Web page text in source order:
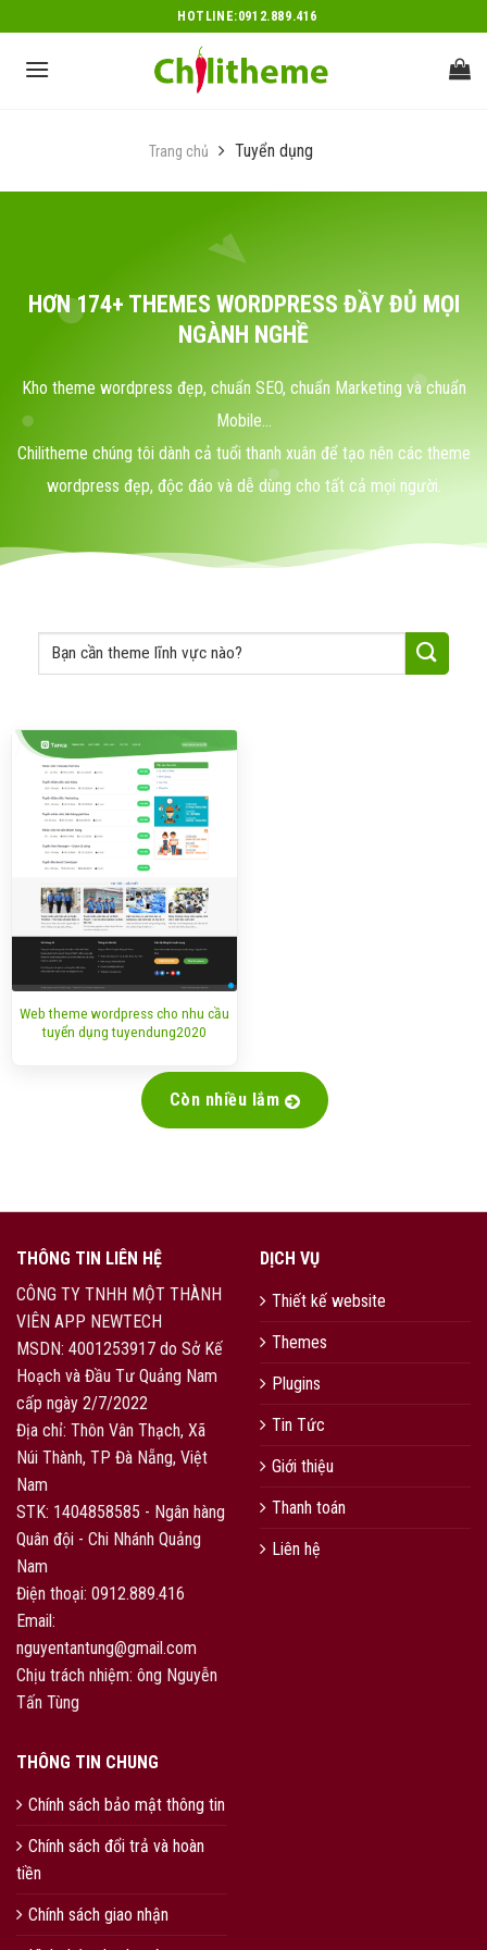
to
content
HOTLINE:0912.889.416
Trang chủ Tuyển dụng
HƠN 174+ THEMES WORDPRESS ĐẦY ĐỦ MỌI
NGÀNH NGHỀ
Kho theme wordpress đẹp, chuẩn SEO, chuẩn Marketing và chuẩn
Mobile...
Chilitheme chúng tôi dành cả tuổi thanh xuân để tạo nên các theme
wordpress đẹp, độc đáo và dễ dùng cho tất cả mọi người.
Web theme wordpress cho nhu cầu
tuyển dụng tuyendung2020
Còn nhiều lắm
THÔNG TIN LIÊN HỆ
CÔNG TY TNHH MỘT THÀNH
VIÊN APP NEWTECH
MSDN: 4001253917 do Sở Kế
Hoạch và Đầu Tư Quảng Nam
cấp ngày 2/7/2022
Địa chỉ: Thôn Vân Thạch, Xã
Núi Thành, TP Đà Nẵng, Việt
Nam
STK: 1404858585 - Ngân hàng
Quân đội - Chi Nhánh Quảng
Nam
Điện thoại: 0912.889.416
Email:
nguyentantung@gmail.com
Chịu trách nhiệm: ông Nguyễn
Tấn Tùng
DỊCH VỤ
Thiết kế website
Themes
Plugins
Tin Tức
Giới thiệu
Thanh toán
Liên hệ
THÔNG TIN CHUNG
Chính sách bảo mật thông tin
Chính sách đổi trả và hoàn
tiền
Chính sách giao nhận